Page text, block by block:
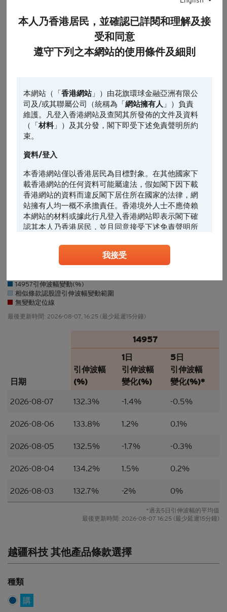
本人乃香港居民，並確認已詳閱和理解及接
受和同意
遵守下列之本網站的使用條件及細則
本網站（「香港網站」）由花旗環球金融亞洲有限公
司及/或其聯屬公司（統稱為「網站擁有人 」）負責
維護。凡登入香港網站及查閱其所發佈的文件及資料
（「材料」）及其分發，閣下即受下述免責聲明所約
束。
資料/登入
本香港網站僅以香港居民為目標對象。在其他國家下
載香港網站的任何資料可能屬違法，假如閣下因下載
香港網站的資料而違反閣下居住所在國家的法律，網
站擁有人均一概不承擔責任。香港境外人士不應倚賴
本網站的材料或據此行凡登入香港網站即表示閣下確
認其本人乃香港居民，並且同意接受下述免責聲明所
任何人士登入本香港網站或可能管有其中所載材料，
應當查明及遵照任何適用的限制（包括本文所載
擁有人絕不承擔責任。本香港網站所載的任何資料嚴
禁於適用法律或法規不容許分發、傳送、披露或發佈
特別要注意的是，本網站所載的資料不得帶進或傳送
見1933年美國《證券法》S規例）傳閱。為遵守適用
的法律及法規，本香港網站的內容僅為香港居民而
設， 閣下不應在香港境外登入、瀏覽本香港網站及/
或下載當中任何內容。
成或組成購買、出售、認購或承銷任何材料或本香港
的一項（或其中一部分的）要約、邀請、招攬、誘
品或達成任何交易的意見或任何形式的建議。本網站
聲明。
所編製的材料僅概括以一般資訊接收者為對象，並無
並無核證
材料的依據乃來自網站擁有人認為可靠的公開資料來
該等材料未必完整或準確。材料所載的見解、估計及
其他資料可予更改或撤回而不另行通知，網站擁有人
並無責任對材料進行更新或補充。網站擁有人及/或
我接受
14:00
0
認股證 相關資產 相關資產的前收市價
引伸波幅
1日
31/07 03/08
-0.45
-0.3
-0.15
0
引伸波幅變動% (5日)
14957引伸波幅變動(%)
相似條款認股證引伸波幅變動範圍
無變動定位線
最後更新時間: 2026-08-07, 16:25 (最少延遲15分鐘)
14957
日期
引伸波幅
(%)
1日
引伸波幅
變化(%)
5日
引伸波幅
變化(%)*
2026-08-07 132.3% -1.4% -0.5%
2026-08-06 133.8% 1.2% 0.1%
2026-08-05 132.5% -1.7% -0.3%
2026-08-04 134.2% 1.5% 0.2%
2026-08-03 132.7% -2% 0%
*過去5日引伸波幅的平均值
最後更新時間: 2026-08-07 16:25 (最少延遲15分鐘)
越疆科技 其他產品條款選擇
種類
購